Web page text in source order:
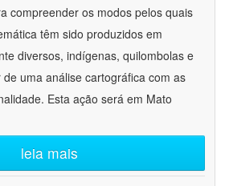
compreender os modos pelos quais
têm sido produzidos em
diversos, indígenas, quilombolas e
uma análise cartográfica com as
Esta ação será em Mato
leia mais